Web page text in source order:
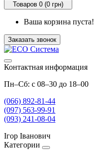
Товаров 0 (0 грн)
Ваша корзина пуста!
Заказать звонок
Контактная информация
Пн–Сб: с 08–30 до 18–00
(066) 892-81-44
(097) 563-99-91
(093) 241-08-04
Ігор Іванович
Категории